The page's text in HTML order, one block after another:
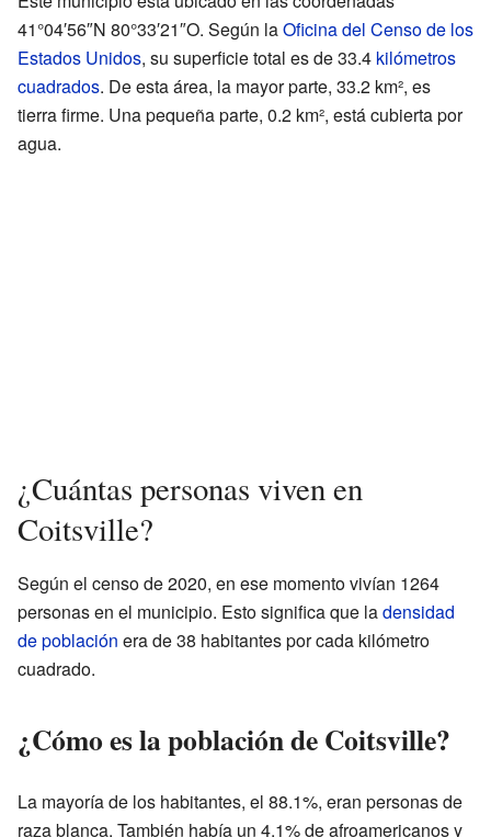
41°04′56″N 80°33′21″O. Según laOficina del Censo de los
Estados Unidos, su superficie total es de 33.4 kilómetros
cuadrados. De esta área, la mayor parte, 33.2 km², es
tierra firme. Una pequeña parte, 0.2 km², está cubierta por
agua.
¿Cuántas personas viven en
Coitsville?
Según el censo de 2020, en ese momento vivían 1264
personas en el municipio. Esto significa que ladensidad
de población era de 38 habitantes por cada kilómetro
cuadrado.
¿Cómo es la población de Coitsville?
La mayoría de los habitantes, el 88.1%, eran personas de
raza blanca. También había un 4.1% de afroamericanos y